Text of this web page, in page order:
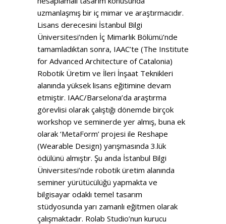
uzmanlaşmış bir iç mimar ve araştırmacıdır.
Lisans derecesini İstanbul Bilgi
Üniversitesi’nden İç Mimarlık Bölümü’nde
tamamladıktan sonra, IAAC’te (The Institute
for Advanced Architecture of Catalonia)
Robotik Üretim ve İleri İnşaat Teknikleri
alanında yüksek lisans eğitimine devam
etmiştir. IAAC/Barselona’da araştırma
görevlisi olarak çalıştığı dönemde birçok
workshop ve seminerde yer almış, buna ek
olarak ‘MetaForm’ projesi ile Reshape
(Wearable Design) yarışmasında 3.lük
ödülünü almıştır. Şu anda İstanbul Bilgi
Üniversitesi’nde robotik üretim alanında
seminer yürütücülüğü yapmakta ve
bilgisayar odaklı temel tasarım
stüdyosunda yarı zamanlı eğitmen olarak
çalışmaktadır. Rolab Studio’nun kurucu